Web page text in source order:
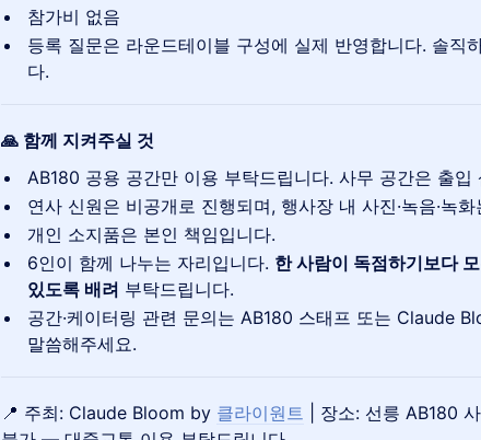
참가비 없음
등록 질문은 라운드테이블 구성에 실제 반영합니다. 솔직
다.
🙏 함께 지켜주실 것
AB180 공용 공간만 이용 부탁드립니다. 사무 공간은 출입
연사 신원은 비공개로 진행되며, 행사장 내 사진·녹음·녹
개인 소지품은 본인 책임입니다.
6인이 함께 나누는 자리입니다. 한 사람이 독점하기보다
있도록 배려 부탁드립니다.
공간·케이터링 관련 문의는 AB180 스태프 또는 Claude
말씀해주세요.
📍 주최: Claude Bloom by 클라이원트 | 장소: 선릉 AB180